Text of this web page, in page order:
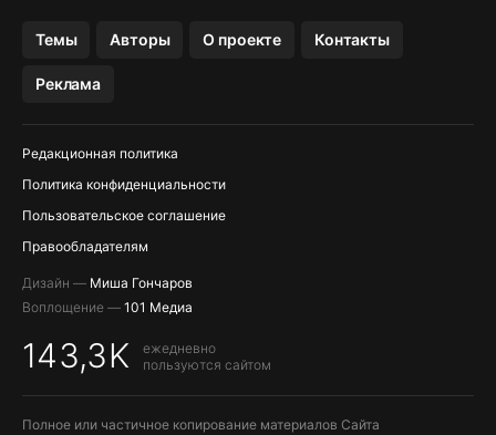
Темы Авторы О проекте Контакты
Реклама
Редакционная политика
Политика конфиденциальности
Пользовательское соглашение
Правообладателям
Дизайн — Миша Гончаров
Воплощение — 101 Медиа
143,3K
ежедневно
пользуются сайтом
Полное или частичное копирование материалов Сайта